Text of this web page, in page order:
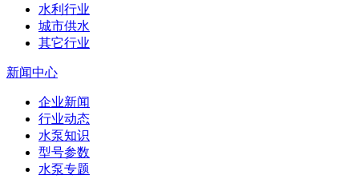
水利行业
城市供水
其它行业
新闻中心
企业新闻
行业动态
水泵知识
型号参数
水泵专题